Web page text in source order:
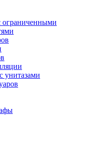
ограниченными
унитазами